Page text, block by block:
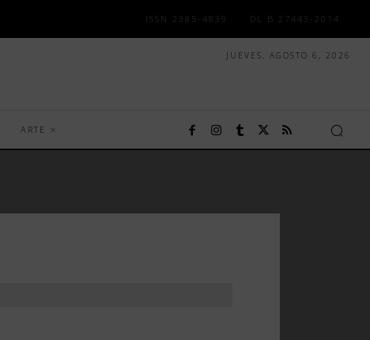
ISSN 2385-4839 DL B 27443-2014
JUEVES, AGOSTO 6, 2026
ARTE